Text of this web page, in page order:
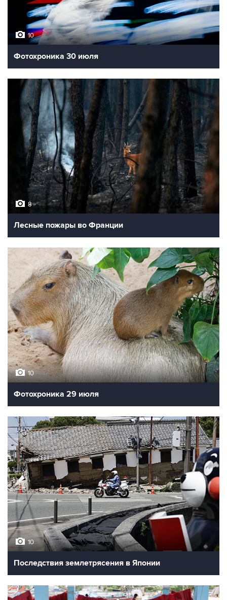
10
Фотохроника 30 июля
8
Лесные пожары во Франции
10
Фотохроника 29 июля
10
Последствия землетрясения в Японии